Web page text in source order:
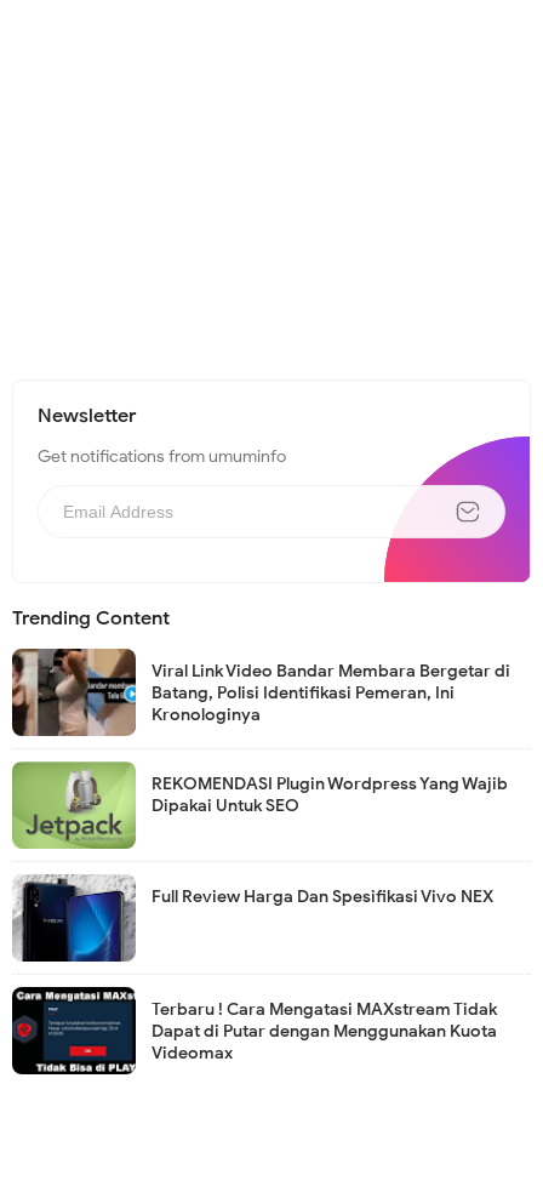
Newsletter
Get notifications from umuminfo
Trending Content
Viral Link Video Bandar Membara Bergetar di
Batang, Polisi Identifikasi Pemeran, Ini
Kronologinya
REKOMENDASI Plugin Wordpress Yang Wajib
Dipakai Untuk SEO
Full Review Harga Dan Spesifikasi Vivo NEX
Terbaru ! Cara Mengatasi MAXstream Tidak
Dapat di Putar dengan Menggunakan Kuota
Videomax